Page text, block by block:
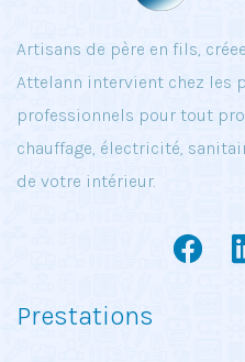
Artisans de père en fils,
Attelann intervient chez les
professionnels pour tout
chauffage, électricité,
de votre intérieur.
Prestations